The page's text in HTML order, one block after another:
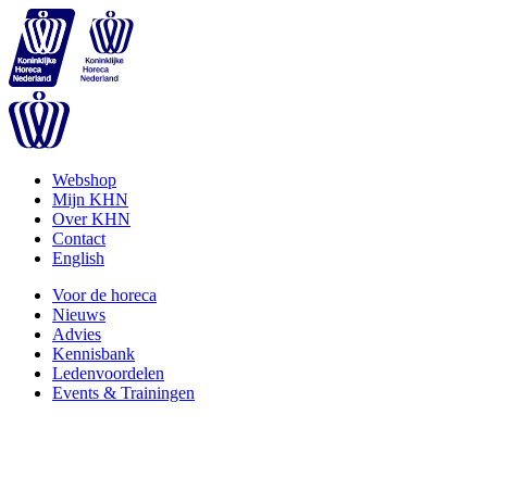
Webshop
Mijn KHN
Over KHN
Contact
English
Voor de horeca
Nieuws
Advies
Kennisbank
Ledenvoordelen
Events & Trainingen